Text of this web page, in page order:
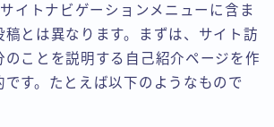
事 #6
シー
ット
イトナビゲーションメニューに含ま
稿とは異なります。まずは、サイト訪
のことを説明する自己紹介ページを作
す。たとえば以下のようなもので